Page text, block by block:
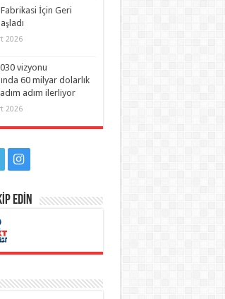
İçin Geri
2026
vizyonu
60 milyar dolarlık
adım ilerliyor
2026
EDİN